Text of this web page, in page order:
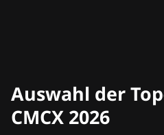
Auswahl der
CMCX 2026